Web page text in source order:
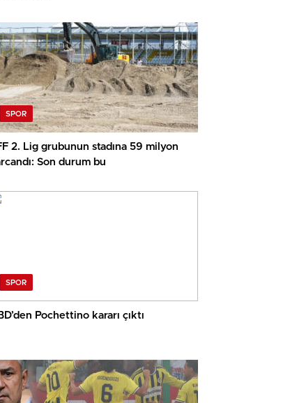
SPOR
2. Lig grubunun stadına 59 milyon
Son durum bu
SPOR
Pochettino kararı çıktı